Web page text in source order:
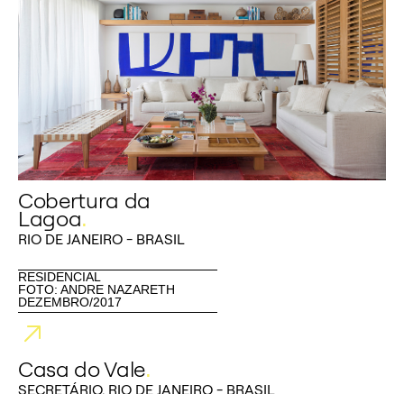
Cobertura da
Lagoa.
RIO DE JANEIRO - BRASIL
RESIDENCIAL
FOTO: ANDRE NAZARETH
DEZEMBRO/2017
Casa do Vale.
SECRETÁRIO, RIO DE JANEIRO - BRASIL